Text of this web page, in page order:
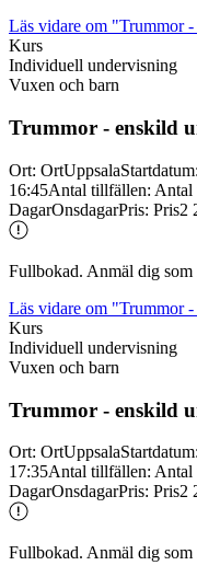
Läs vidare om "Trummor
Kurs
Individuell undervisning
Vuxen och barn
Trummor - enskild
Ort: OrtUppsalaStartdatum:
16:45Antal tillfällen: Antal
DagarOnsdagarPris: Pris2
Fullbokad. Anmäl dig som
Läs vidare om "Trummor
Kurs
Individuell undervisning
Vuxen och barn
Trummor - enskild
Ort: OrtUppsalaStartdatum:
17:35Antal tillfällen: Antal
DagarOnsdagarPris: Pris2
Fullbokad. Anmäl dig som